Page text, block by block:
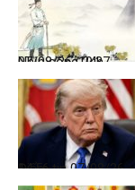
Nhịp sống 24h
07/08/26, 19:37
Điểm tin
07/08/26, 14:56